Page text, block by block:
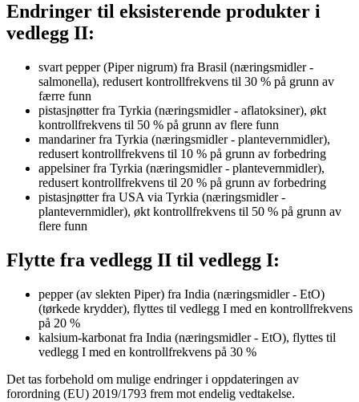
Endringer til eksisterende produkter i
vedlegg II:
svart pepper (Piper nigrum) fra Brasil (næringsmidler -
salmonella), redusert kontrollfrekvens til 30 % på grunn av
færre funn
pistasjnøtter fra Tyrkia (næringsmidler - aflatoksiner), økt
kontrollfrekvens til 50 % på grunn av flere funn
mandariner fra Tyrkia (næringsmidler - plantevernmidler),
redusert kontrollfrekvens til 10 % på grunn av forbedring
appelsiner fra Tyrkia (næringsmidler - plantevernmidler),
redusert kontrollfrekvens til 20 % på grunn av forbedring
pistasjnøtter fra USA via Tyrkia (næringsmidler -
plantevernmidler), økt kontrollfrekvens til 50 % på grunn av
flere funn
Flytte fra vedlegg II til vedlegg I:
pepper (av slekten Piper) fra India (næringsmidler - EtO)
(tørkede krydder), flyttes til vedlegg I med en kontrollfrekvens
på 20 %
kalsium-karbonat fra India (næringsmidler - EtO), flyttes til
vedlegg I med en kontrollfrekvens på 30 %
Det tas forbehold om mulige endringer i oppdateringen av
forordning (EU) 2019/1793 frem mot endelig vedtakelse.